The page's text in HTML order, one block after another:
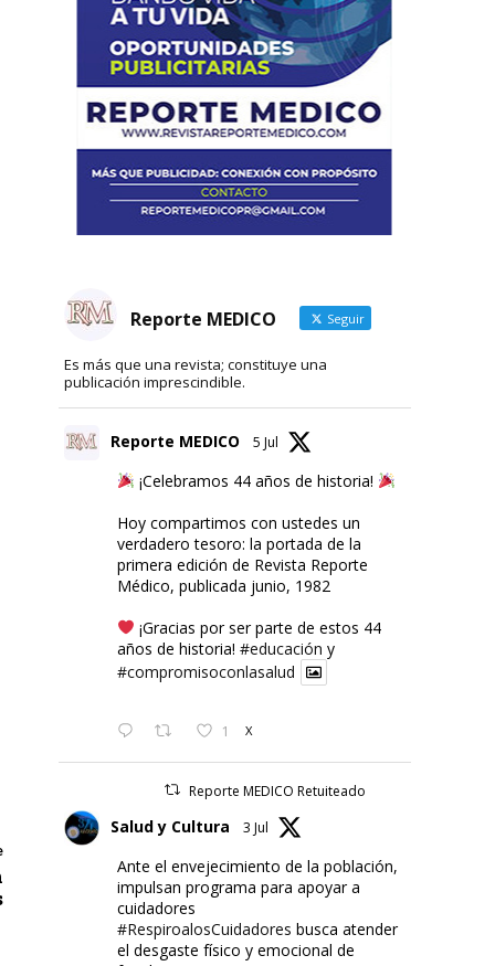
Reporte MEDICO Seguir
Es más que una revista; constituye una
publicación imprescindible.
Reporte MEDICO 5 Jul
¡Celebramos 44 años de historia!
Hoy compartimos con ustedes un
verdadero tesoro: la portada de la
primera edición de Revista Reporte
Médico, publicada junio, 1982
¡Gracias por ser parte de estos 44
años de historia! #educación y
#compromisoconlasalud
1 X
Reporte MEDICO Retuiteado
Salud y Cultura 3 Jul
Ante el envejecimiento de la población,
impulsan programa para apoyar a
cuidadores
#RespiroalosCuidadores busca atender
el desgaste físico y emocional de